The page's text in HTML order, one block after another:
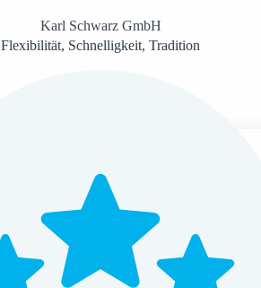
Karl Schwarz GmbH
Flexibilität, Schnelligkeit, Tradition